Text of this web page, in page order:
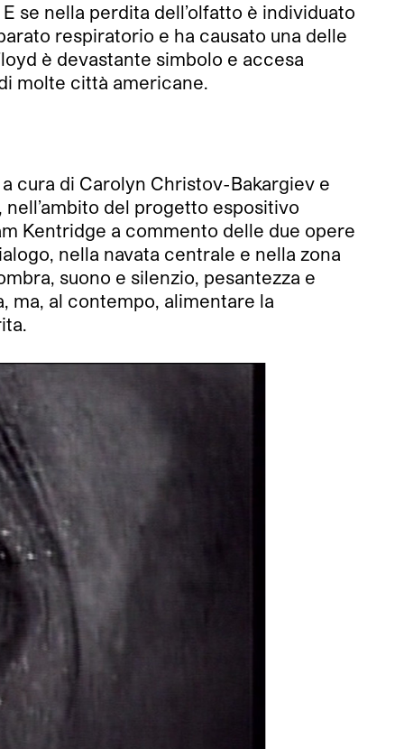
se nella perdita dell’olfatto è individuato
respiratorio e ha causato una delle
è devastante simbolo e accesa
molte città americane.
cura di Carolyn Christov-Bakargiev e
del progetto espositivo
Kentridge a commento delle due opere
nella navata centrale e nella zona
suono e silenzio, pesantezza e
ma, al contempo, alimentare la